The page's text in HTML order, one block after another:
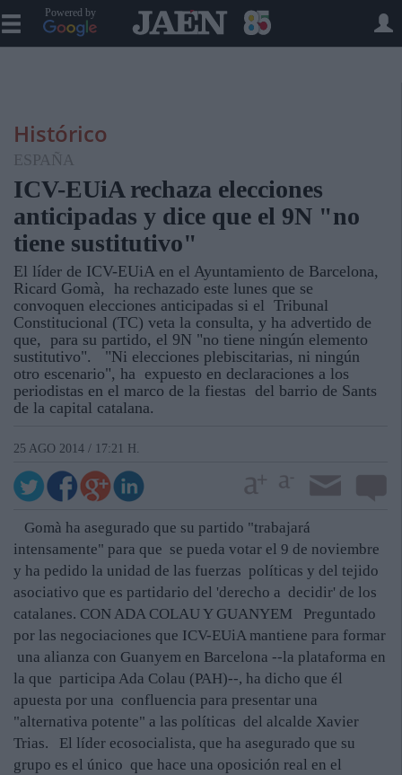
Powered by
Histórico
ESPAÑA
ICV-EUiA rechaza elecciones
anticipadas y dice que el 9N "no
tiene sustitutivo"
El líder de ICV-EUiA en el Ayuntamiento de Barcelona,
Ricard Gomà, ha rechazado este lunes que se
convoquen elecciones anticipadas si el Tribunal
Constitucional (TC) veta la consulta, y ha advertido de
que, para su partido, el 9N "no tiene ningún elemento
sustitutivo". "Ni elecciones plebiscitarias, ni ningún
otro escenario", ha expuesto en declaraciones a los
periodistas en el marco de la fiestas del barrio de Sants
de la capital catalana.
25 AGO 2014 / 17:21 H.
Gomà ha asegurado que su partido "trabajará
intensamente" para que se pueda votar el 9 de noviembre
y ha pedido la unidad de las fuerzas políticas y del tejido
asociativo que es partidario del 'derecho a decidir' de los
catalanes. CON ADA COLAU Y GUANYEM Preguntado
por las negociaciones que ICV-EUiA mantiene para formar
una alianza con Guanyem en Barcelona --la plataforma en
la que participa Ada Colau (PAH)--, ha dicho que él
apuesta por una confluencia para presentar una
"alternativa potente" a las políticas del alcalde Xavier
Trias. El líder ecosocialista, que ha asegurado que su
grupo es el único que hace una oposición real en el